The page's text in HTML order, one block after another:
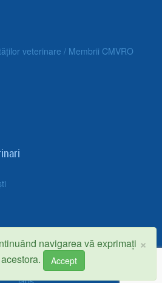
veterinare / Membrii CMVRO
drepturile rezervate • Produced in
labs
×
navigarea vă exprimați
Accept